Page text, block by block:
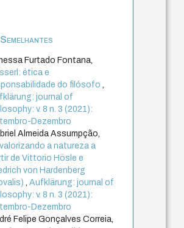
Furtado Fontana,
ética e
do filósofo,
journal of
v. 8 n. 3 (2021):
Dezembro
Almeida Assumpção,
a natureza a
de Vittorio Hösle e
von Hardenberg
,Aufklärung: journal of
v. 8 n. 3 (2021):
Dezembro
Felipe Gonçalves Correia,